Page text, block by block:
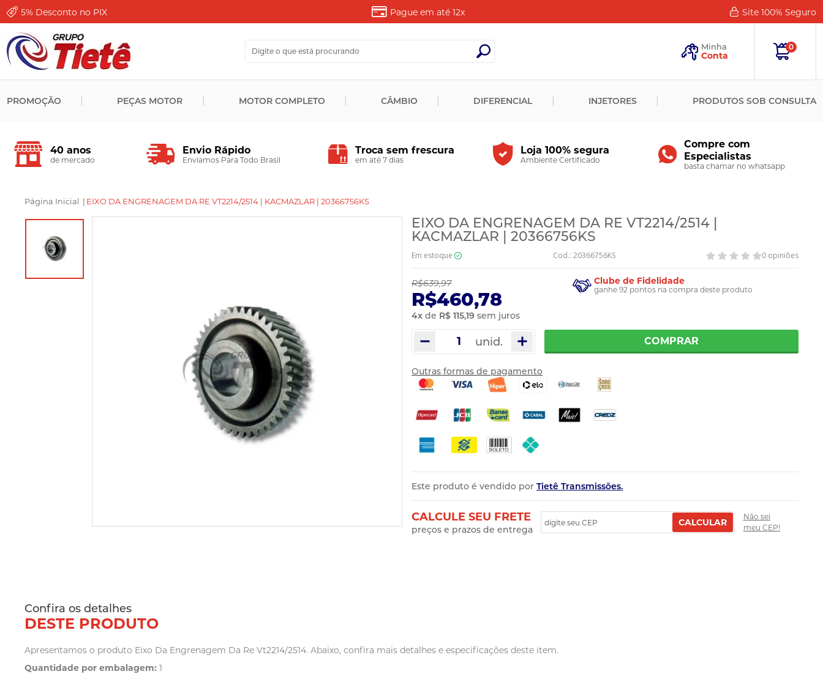
5% Desconto no PIX Pague em até 12x Site 100% Seguro
Minha
Conta
Senha?
Novo
CADASTRAR
0
PROMOÇÃO PEÇAS MOTOR MOTOR COMPLETO CÂMBIO DIFERENCIAL INJETORES PRODUTOS SOB CONSULTA
40 anos
de mercado
Envio Rápido
Enviamos Para Todo Brasil
Troca sem frescura
em até 7 dias
Loja 100% segura
Ambiente Certificado
Compre com
Especialistas
basta chamar no whatsapp
Página Inicial | EIXO DA ENGRENAGEM DA RE VT2214/2514 | KACMAZLAR | 20366756KS
EIXO DA ENGRENAGEM DA RE VT2214/2514 |
KACMAZLAR | 20366756KS
Em estoque Cod.: 20366756KS 0 opiniões
R$639,97
R$460,78
4x de R$ 115,19 sem juros
Clube de Fidelidade
ganhe 92 pontos na compra deste produto
unid. COMPRAR
Outras formas de pagamento
Este produto é vendido por Tietê Transmissões.
CALCULE SEU FRETE
preços e prazos de entrega
CALCULAR
Não sei
meu CEP!
Confira os detalhes
DESTE PRODUTO
Apresentamos o produto Eixo Da Engrenagem Da Re Vt2214/2514. Abaixo, confira mais detalhes e especificações deste item.
Quantidade por embalagem: 1